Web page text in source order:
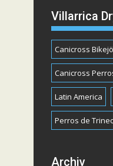
Villarrica
Canicross
Canicross
Latin America
Perros de
Archiv